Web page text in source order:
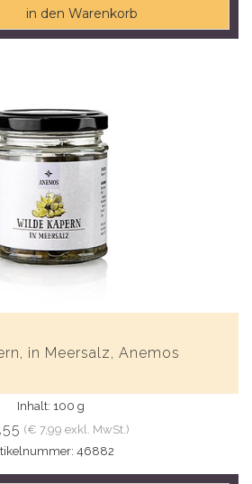
in den Warenkorb
in Meersalz, Anemos
Inhalt: 100 g
(€ 7,99 exkl. MwSt.)
46882